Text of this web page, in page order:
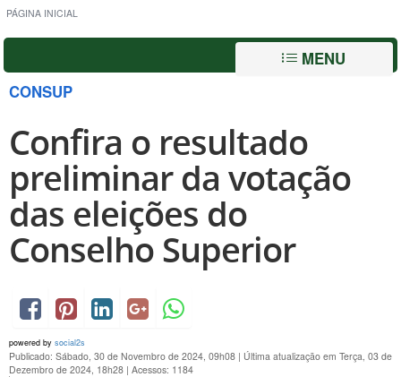
PÁGINA INICIAL
MENU
CONSUP
Confira o resultado
preliminar da votação
das eleições do
Conselho Superior
powered by social2s
Publicado: Sábado, 30 de Novembro de 2024, 09h08 | Última atualização em Terça, 03 de
Dezembro de 2024, 18h28 | Acessos: 1184